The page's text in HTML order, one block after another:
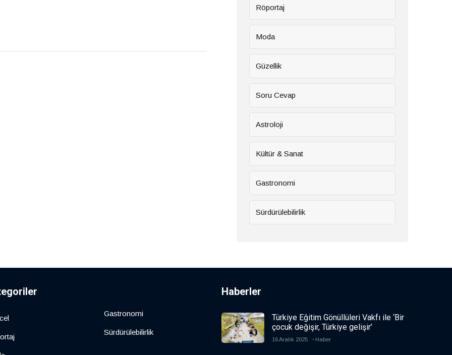
Röportaj
Moda
Güzellik
Soru Cevap
Astroloji
Kültür & Sanat
Gastronomi
Sürdürülebilirlik
Gastronomi
Sürdürülebilirlik
Haberler
Türkiye Eğitim Gönüllüleri Vakfı ile ‘Bir
çocuk değişir, Türkiye gelişir’
16 Aralık 2025 Haber